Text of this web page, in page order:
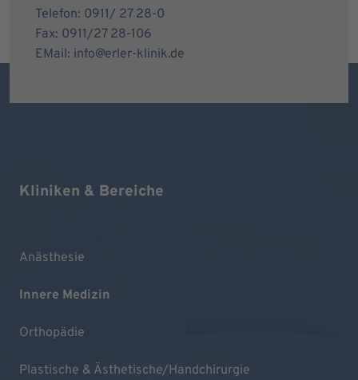
Telefon: 0911/ 27 28-0
Fax: 0911/27 28-106
EMail: info@erler-klinik.de
Kliniken & Bereiche
Anästhesie
Innere Medizin
Orthopädie
Plastische & Ästhetische/Handchirurgie